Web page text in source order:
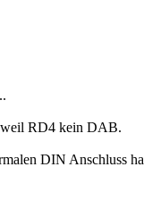
weil RD4 kein DAB.
DIN Anschluss